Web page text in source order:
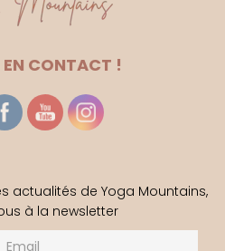
EN CONTACT !
actualités de Yoga Mountains,
à la newsletter